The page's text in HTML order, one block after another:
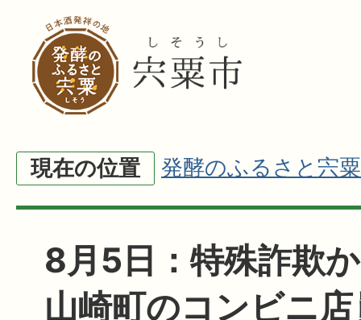
現在の位置 発酵のふるさと宍粟
8月5日：特殊詐欺
山崎町のコンビニ